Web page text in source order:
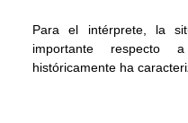
Para el intérprete, la
importante respecto
históricamente ha